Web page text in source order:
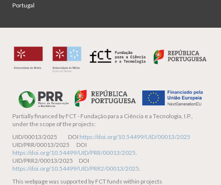
Portugal
Partially financed by FCT - Fundação para a Ciência e a Tecnologia, I.P.,
under the scope of the projects:
UID/00013/2025 DOI https://doi.org/10.54499/UID/00013/2025
UID/PRR/00013/2025 DOI
https://doi.org/10.54499/UID/PRR/00013/2025.
UID/PRR2/00013/2025 DOI
https://doi.org/10.54499/UID/PRR2/00013/2025.
This webpage was supported by FCT funds within projects